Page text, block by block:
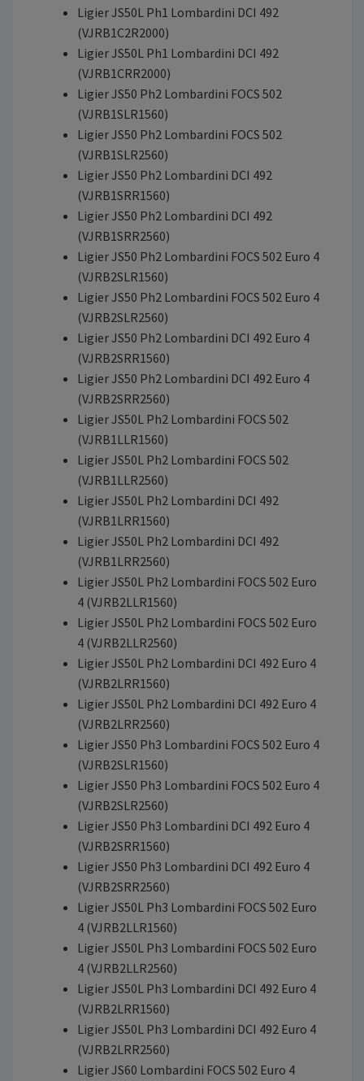
Ligier JS50L Ph1 Lombardini DCI 492
(VJRB1C2R2000)
Ligier JS50L Ph1 Lombardini DCI 492
(VJRB1CRR2000)
Ligier JS50 Ph2 Lombardini FOCS 502
(VJRB1SLR1560)
Ligier JS50 Ph2 Lombardini FOCS 502
(VJRB1SLR2560)
Ligier JS50 Ph2 Lombardini DCI 492
(VJRB1SRR1560)
Ligier JS50 Ph2 Lombardini DCI 492
(VJRB1SRR2560)
Ligier JS50 Ph2 Lombardini FOCS 502 Euro 4
(VJRB2SLR1560)
Ligier JS50 Ph2 Lombardini FOCS 502 Euro 4
(VJRB2SLR2560)
Ligier JS50 Ph2 Lombardini DCI 492 Euro 4
(VJRB2SRR1560)
Ligier JS50 Ph2 Lombardini DCI 492 Euro 4
(VJRB2SRR2560)
Ligier JS50L Ph2 Lombardini FOCS 502
(VJRB1LLR1560)
Ligier JS50L Ph2 Lombardini FOCS 502
(VJRB1LLR2560)
Ligier JS50L Ph2 Lombardini DCI 492
(VJRB1LRR1560)
Ligier JS50L Ph2 Lombardini DCI 492
(VJRB1LRR2560)
Ligier JS50L Ph2 Lombardini FOCS 502 Euro
4 (VJRB2LLR1560)
Ligier JS50L Ph2 Lombardini FOCS 502 Euro
4 (VJRB2LLR2560)
Ligier JS50L Ph2 Lombardini DCI 492 Euro 4
(VJRB2LRR1560)
Ligier JS50L Ph2 Lombardini DCI 492 Euro 4
(VJRB2LRR2560)
Ligier JS50 Ph3 Lombardini FOCS 502 Euro 4
(VJRB2SLR1560)
Ligier JS50 Ph3 Lombardini FOCS 502 Euro 4
(VJRB2SLR2560)
Ligier JS50 Ph3 Lombardini DCI 492 Euro 4
(VJRB2SRR1560)
Ligier JS50 Ph3 Lombardini DCI 492 Euro 4
(VJRB2SRR2560)
Ligier JS50L Ph3 Lombardini FOCS 502 Euro
4 (VJRB2LLR1560)
Ligier JS50L Ph3 Lombardini FOCS 502 Euro
4 (VJRB2LLR2560)
Ligier JS50L Ph3 Lombardini DCI 492 Euro 4
(VJRB2LRR1560)
Ligier JS50L Ph3 Lombardini DCI 492 Euro 4
(VJRB2LRR2560)
Ligier JS60 Lombardini FOCS 502 Euro 4